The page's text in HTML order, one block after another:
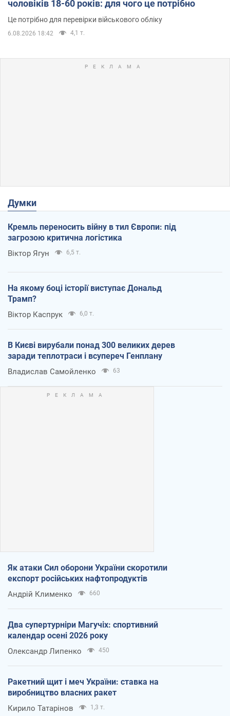
чоловіків 18-60 років: для чого це потрібно
Це потрібно для перевірки військового обліку
6.08.2026 18:42 4,1 т.
Думки
Кремль переносить війну в тил Європи: під
загрозою критична логістика
Віктор Ягун 6,5 т.
На якому боці історії виступає Дональд
Трамп?
Віктор Каспрук 6,0 т.
В Києві вирубали понад 300 великих дерев
заради теплотраси і всупереч Генплану
Владислав Самойленко 63
Як атаки Сил оборони України скоротили
експорт російських нафтопродуктів
Андрій Клименко 660
Два супертурніри Магучіх: спортивний
календар осені 2026 року
Олександр Липенко 450
Ракетний щит і меч України: ставка на
виробництво власних ракет
Кирило Татарінов 1,3 т.